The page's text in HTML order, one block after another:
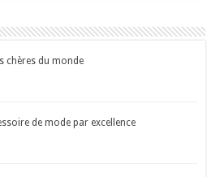
chères du monde
de mode par excellence